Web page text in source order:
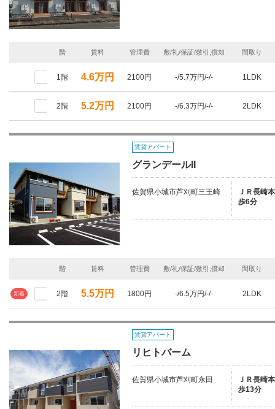
階 賃料 管理費 敷/礼/保証/敷引,償却 間取り
1階 4.6万円 2100円 -/5.7万円/-/- 1LDK
2階 5.2万円 2100円 -/6.3万円/-/- 2LDK
賃貸アパート
グランデールII
佐賀県小城市芦刈町三王崎
ＪＲ長崎
歩6分
階 賃料 管理費 敷/礼/保証/敷引,償却 間取り
新着 2階 5.5万円 1800円 -/6.5万円/-/- 2LDK
賃貸アパート
リヒトバーム
佐賀県小城市芦刈町永田
ＪＲ長崎
歩13分